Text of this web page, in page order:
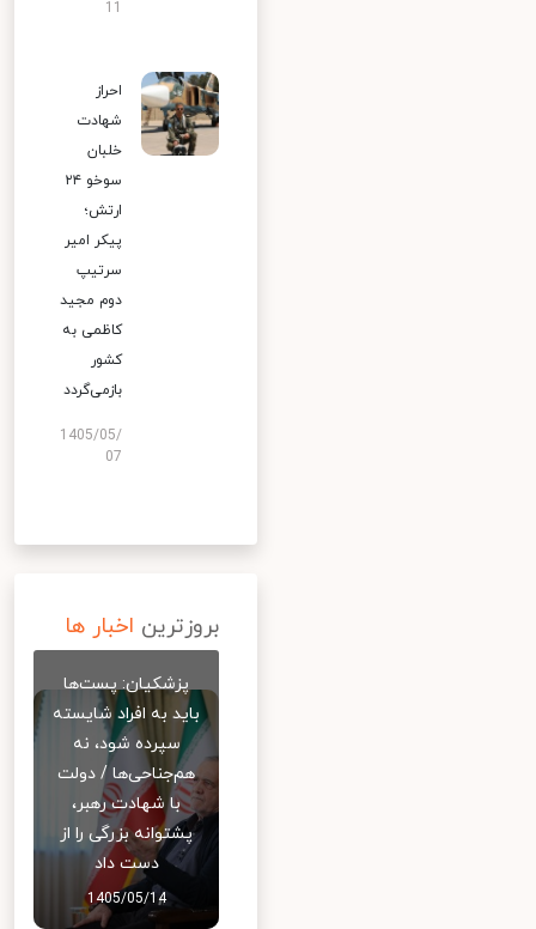
احراز
شهادت
خلبان
سوخو ۲۴
ارتش؛
پیکر امیر
سرتیپ
دوم مجید
کاظمی به
کشور
بازمی‌گردد
1405/05/
07
بروزترین اخبار ها
پزشکیان: پست‌ها
باید به افراد شایسته
سپرده شود، نه
هم‌جناحی‌ها / دولت
با شهادت رهبر،
پشتوانه بزرگی را از
دست داد
1405/05/14